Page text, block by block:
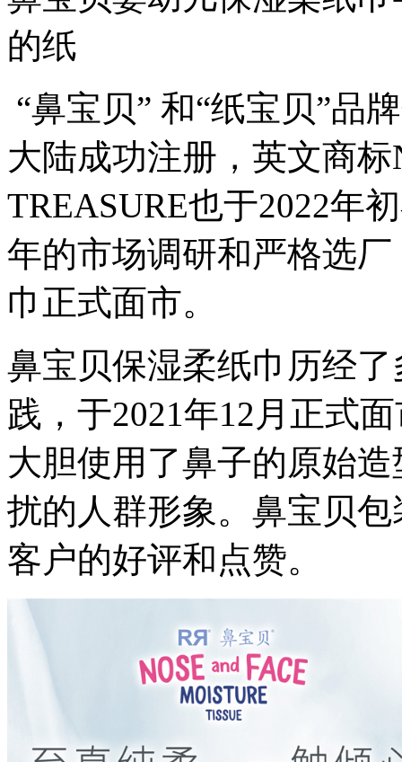
的纸
“鼻宝贝” 和“纸宝贝”品
大陆成功注册，英文商标
TREASURE也于2022年
年的市场调研和严格选
巾正式面市。
鼻宝贝保湿柔纸巾历经
践，于2021年12月正式
大胆使用了鼻子的原始
扰的人群形象。鼻宝贝
客户的好评和点赞。